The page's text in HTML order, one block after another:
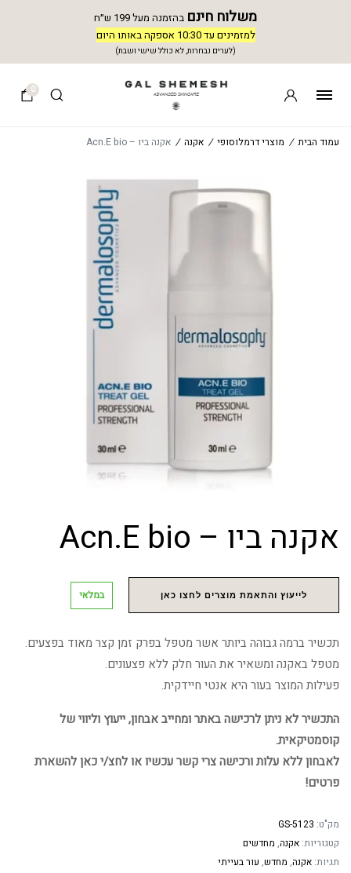
משלוח חינם בהזמנה מעל 199 ש״ח
למזמינים עד 10:30 אספקה באותו היום
(לערים נבחרות, לא כולל שישי ושבת)
0
עמוד הבית / מוצרי דרמלוסופי / אקנה / אקנה ביו – Acn.E bio
אקנה ביו – Acn.E bio
לייעוץ והתאמת מוצרים לחצו כאן במלאי
תכשיר ברמה גבוהה ביותר אשר מטפל בפרק זמן קצר מאוד בפצעים.
מטפל באקנה ומשאיר את העור חלק ללא פצעונים.
פעילות המוצר בעור היא אנטי חיידקית.
התכשיר לא ניתן לרכישה באתר ומחייב אבחון, ייעוץ וליווי של
קוסמטיקאית.
לאבחון ללא עלות ורכישה צרי קשר עכשיו או לחצ/י כאן להשארת
פרטים!
מק"ט: GS-5123
קטגוריות: אקנה, מחדשים
תגיות: אקנה, מחדש, עור בעייתי